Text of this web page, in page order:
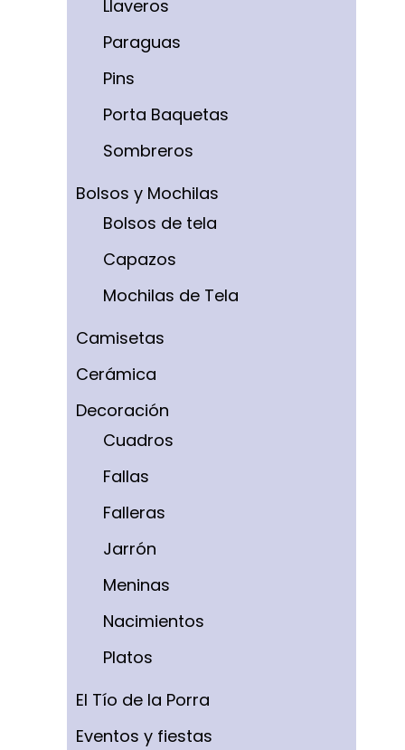
Llaveros
Paraguas
Pins
Porta Baquetas
Sombreros
Bolsos y Mochilas
Bolsos de tela
Capazos
Mochilas de Tela
Camisetas
Cerámica
Decoración
Cuadros
Fallas
Falleras
Jarrón
Meninas
Nacimientos
Platos
El Tío de la Porra
Eventos y fiestas